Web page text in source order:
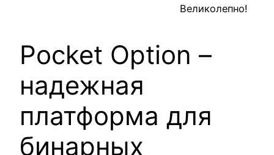
Великолепно!
Pocket Option –
надежная
платформа для
бинарных